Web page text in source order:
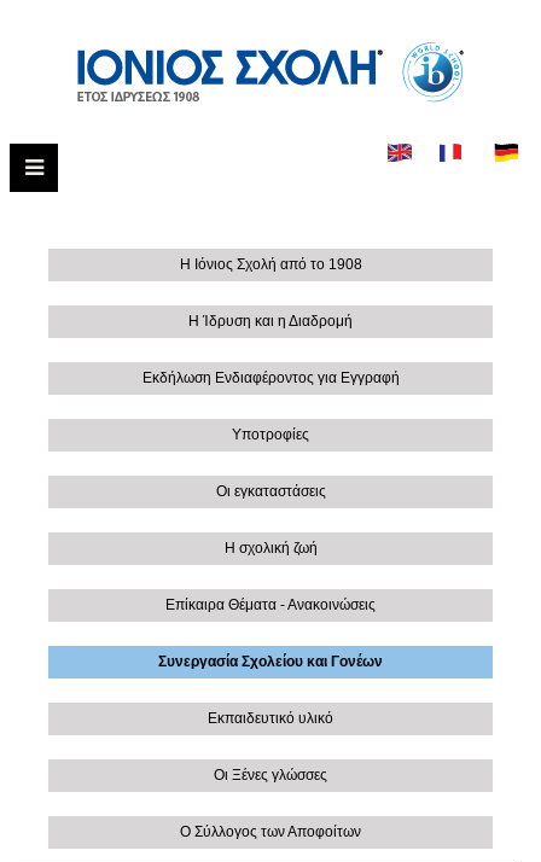
Η Ιόνιος Σχολή από το 1908
Η Ίδρυση και η Διαδρομή
Εκδήλωση Ενδιαφέροντος για Εγγραφή
Υποτροφίες
Οι εγκαταστάσεις
Η σχολική ζωή
Επίκαιρα Θέματα - Ανακοινώσεις
Συνεργασία Σχολείου και Γονέων
Εκπαιδευτικό υλικό
Οι Ξένες γλώσσες
Ο Σύλλογος των Αποφοίτων